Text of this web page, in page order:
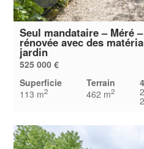
Seul mandataire – Méré
rénovée avec des
jardin
525 000 €
Superficie
113 m2
Terrain
462 m2